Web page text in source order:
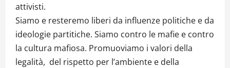
attivisti.
Siamo e resteremo liberi da influenze politiche e da
ideologie partitiche. Siamo contro le mafie e contro
la cultura mafiosa. Promuoviamo i valori della
legalità, del rispetto per l’ambiente e della